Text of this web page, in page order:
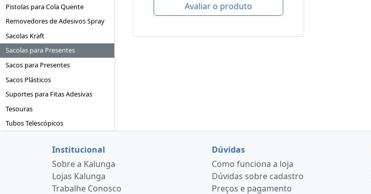
Pistolas para Cola Quente
Removedores de Adesivos Spray
Sacolas Kraft
Sacolas para Presentes
Sacos para Presentes
Sacos Plásticos
Suportes para Fitas Adesivas
Tesouras
Tubos Telescópicos
Avaliar o produto
Institucional
Sobre a Kalunga
Lojas Kalunga
Trabalhe Conosco
Dúvidas
Como funciona a loja
Dúvidas sobre cadastro
Preços e pagamento